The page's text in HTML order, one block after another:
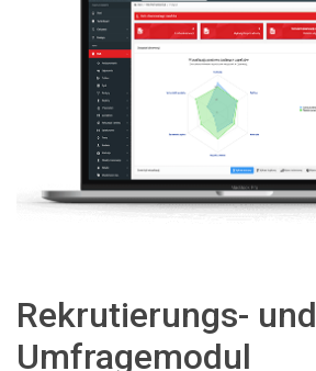
Rekrutierungs- und
Umfragemodul